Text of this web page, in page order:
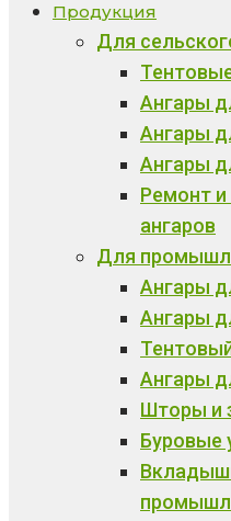
Продукция
Для
Ангары
Ангары
Ангары
Ремонт
ангаров
Для
Ангары
Ангары
Ангары
Шторы и
Буровые